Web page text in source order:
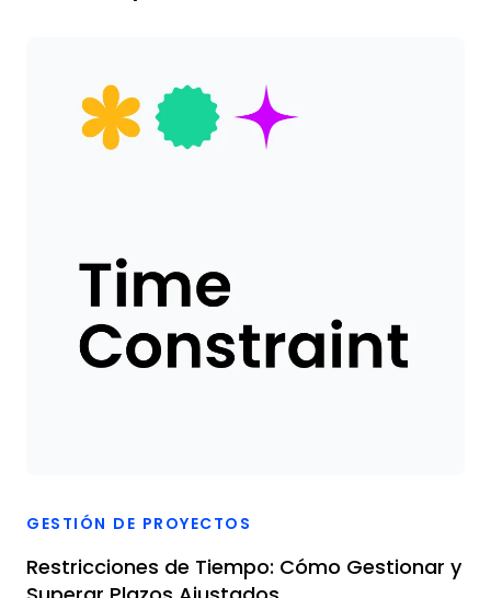
GESTIÓN DE PROYECTOS
Restricciones de Tiempo: Cómo Gestionar y